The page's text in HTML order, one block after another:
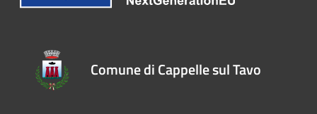
Comune di Cappelle sul Tavo